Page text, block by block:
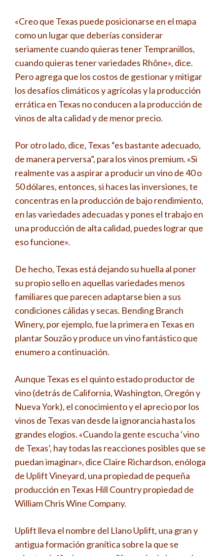
«Creo que Texas puede posicionarse en el mapa
como un lugar que deberías considerar
seriamente cuando quieras tener Tempranillos,
cuando quieras tener variedades Rhône», dice.
Pero agrega que los costos de gestionar y mitigar
los desafíos climáticos y agrícolas y la producción
errática en Texas no conducen a la producción de
vinos de alta calidad y de menor precio.
Por otro lado, dice, Texas “es bastante adecuado,
de manera perversa”, para los vinos premium. «Si
realmente vas a aspirar a producir un vino de 40 o
50 dólares, entonces, si haces las inversiones, te
concentras en la producción de bajo rendimiento,
en las variedades adecuadas y pones el trabajo en
una producción de alta calidad, puedes lograr que
eso funcione».
De hecho, Texas está dejando su huella al poner
su propio sello en aquellas variedades menos
familiares que parecen adaptarse bien a sus
condiciones cálidas y secas. Bending Branch
Winery, por ejemplo, fue la primera en Texas en
plantar Souzão y produce un vino fantástico que
enumero a continuación.
Aunque Texas es el quinto estado productor de
vino (detrás de California, Washington, Oregón y
Nueva York), el conocimiento y el aprecio por los
vinos de Texas van desde la ignorancia hasta los
grandes elogios. «Cuando la gente escucha ‘vino
de Texas’, hay todas las reacciones posibles que se
puedan imaginar», dice Claire Richardson, enóloga
de Uplift Vineyard, una propiedad de pequeña
producción en Texas Hill Country propiedad de
William Chris Wine Company.
Uplift lleva el nombre del Llano Uplift, una gran y
antigua formación granítica sobre la que se